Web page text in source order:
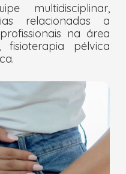
multidisciplinar,
relacionadas a
na área
fisioterapia pélvica